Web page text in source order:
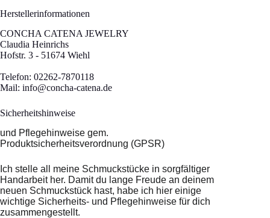
Herstellerinformationen
CONCHA CATENA JEWELRY
Claudia Heinrichs
Hofstr. 3 - 51674 Wiehl
Telefon: 02262-7870118
Mail: info@concha-catena.de
Sicherheitshinweise
und Pflegehinweise gem.
Produktsicherheitsverordnung (GPSR)
Ich stelle all meine Schmuckstücke in sorgfältiger
Handarbeit her. Damit du lange Freude an deinem
neuen Schmuckstück hast, habe ich hier einige
wichtige Sicherheits- und Pflegehinweise für dich
zusammengestellt.